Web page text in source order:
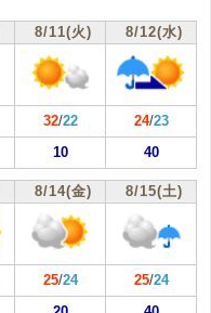
8/11(火) 8/12(水)
32/22 24/23
10 40
8/14(金) 8/15(土)
25/24 25/24